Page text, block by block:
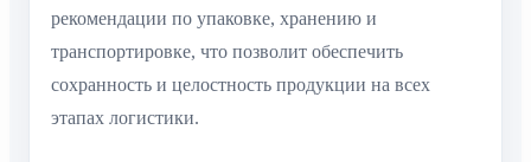
рекомендации по упаковке, хранению и
транспортировке, что позволит обеспечить
сохранность и целостность продукции на всех
этапах логистики.